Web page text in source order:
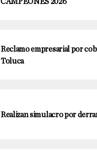
CAMPEONES 2026
Reclamo empresarial por
Toluca
Realizan simulacro por